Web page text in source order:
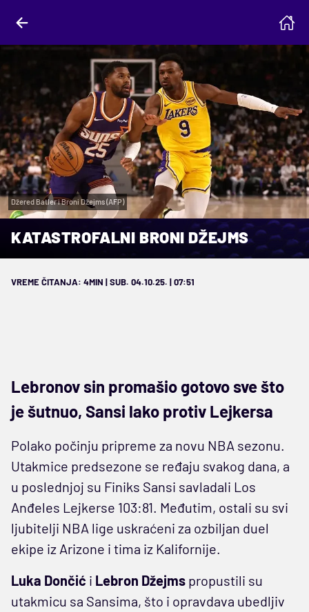
Džered Batler i Broni Džejms (AFP)
KATASTROFALNI BRONI DŽEJMS
VREME ČITANJA: 4MIN | SUB. 04.10.25. | 07:51
Lebronov sin promašio gotovo sve što
je šutnuo, Sansi lako protiv Lejkersa
Polako počinju pripreme za novu NBA sezonu.
Utakmice predsezone se ređaju svakog dana, a
u poslednjoj su Finiks Sansi savladali Los
Anđeles Lejkerse 103:81. Međutim, ostali su svi
ljubitelji NBA lige uskraćeni za ozbiljan duel
ekipe iz Arizone i tima iz Kalifornije.
Luka Dončić i Lebron Džejms propustili su
utakmicu sa Sansima, što i opravdava ubedljiv